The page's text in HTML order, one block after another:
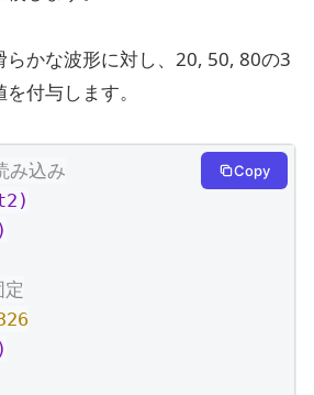
らかな波形に対し、20, 50, 80の3
付与します。
み込み
Copy